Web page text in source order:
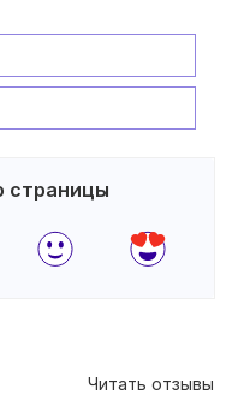
страницы
Читать отзывы